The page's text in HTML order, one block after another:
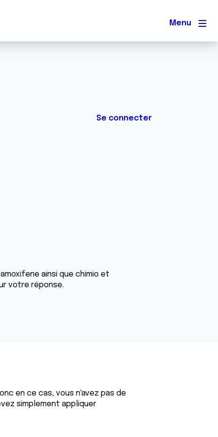
Menu
Se connecter
ainsi que chimio et
votre réponse.
en ce cas, vous n'avez pas de
simplement appliquer